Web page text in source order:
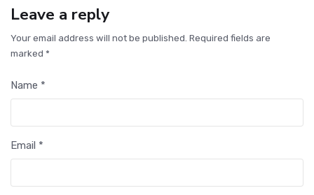
Leave a reply
Your email address will not be published. Required fields are
marked *
Name *
Email *